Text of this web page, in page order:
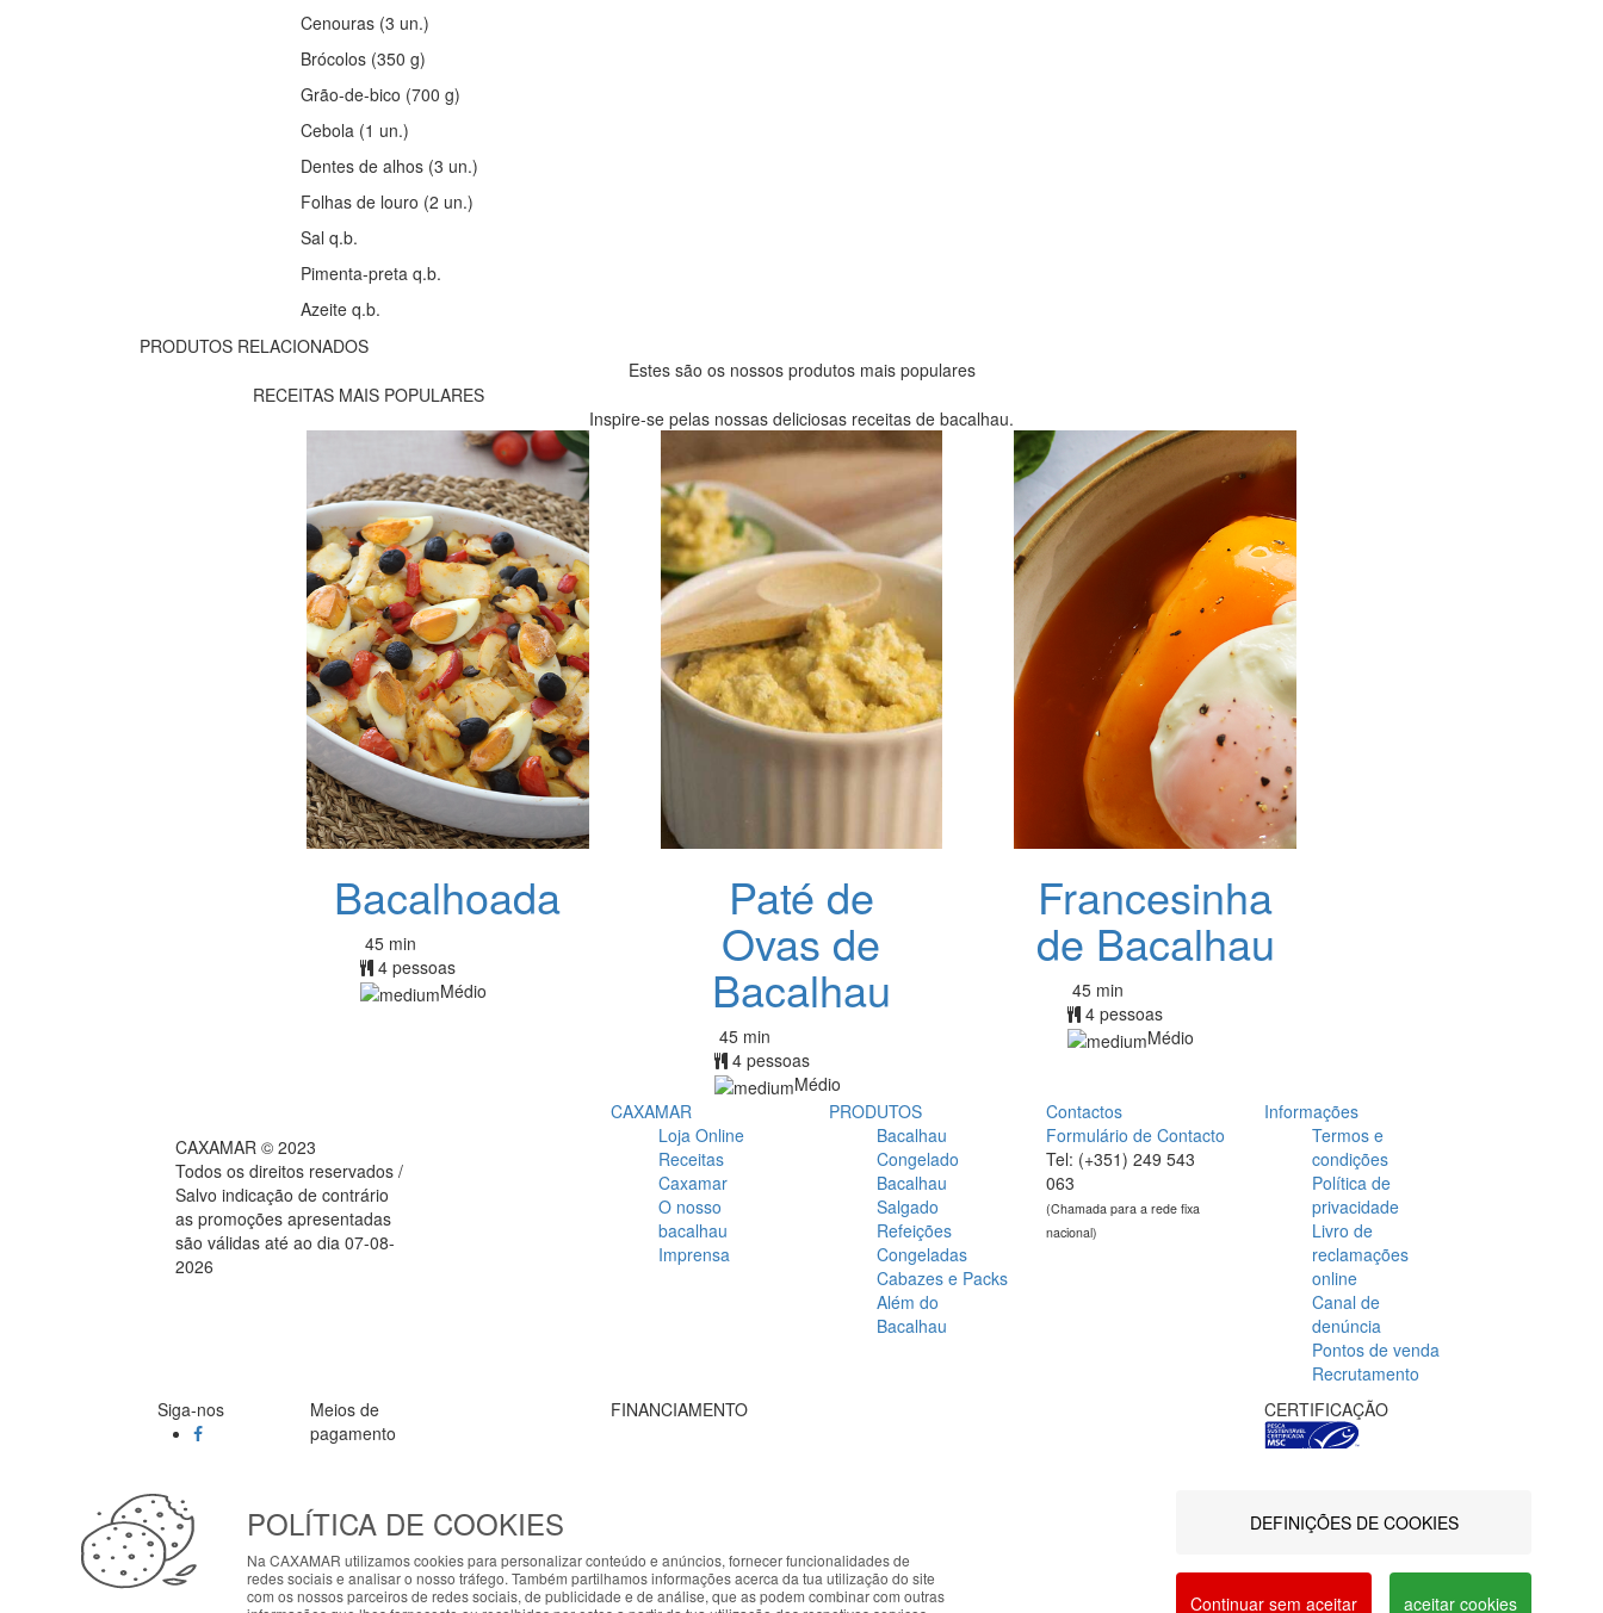
Cenouras (3 un.)
Brócolos (350 g)
Grão-de-bico (700 g)
Cebola (1 un.)
Dentes de alhos (3 un.)
Folhas de louro (2 un.)
Sal q.b.
Pimenta-preta q.b.
Azeite q.b.
PRODUTOS RELACIONADOS
Estes são os nossos produtos mais populares
RECEITAS MAIS POPULARES
Inspire-se pelas nossas deliciosas receitas de bacalhau.
Bacalhoada
45 min
4 pessoas
Médio
Paté de
Ovas de
Bacalhau
45 min
4 pessoas
Médio
Francesinha
de Bacalhau
45 min
4 pessoas
Médio
CAXAMAR © 2023
Todos os direitos reservados /
Salvo indicação de contrário
as promoções apresentadas
são válidas até ao dia 07-08-
2026
CAXAMAR
Loja Online
Receitas
Caxamar
O nosso
bacalhau
Imprensa
PRODUTOS
Bacalhau
Congelado
Bacalhau
Salgado
Refeições
Congeladas
Cabazes e Packs
Além do
Bacalhau
Contactos
Formulário de Contacto
Tel: (+351) 249 543
063
(Chamada para a rede fixa
nacional)
Informações
Termos e
condições
Política de
privacidade
Livro de
reclamações
online
Canal de
denúncia
Pontos de venda
Recrutamento
Siga-nos
Meios de
pagamento
FINANCIAMENTO
Ficha do projeto PRR-C10-i02-M-000218
CERTIFICAÇÃO
ABOUT THE COOKIES
My7stores handles information about your visit using cookies that improve the performance of the website, facilitate sharing via social networks and offer advertising
tailored to your interests. By continuing to browse our site, you accept the use of these cookies. For more information, see our Privacy and Cookie Policy. You can
POLÍTICA DE COOKIES
Na CAXAMAR utilizamos cookies para personalizar conteúdo e anúncios, fornecer funcionalidades de
redes sociais e analisar o nosso tráfego. Também partilhamos informações acerca da tua utilização do site
com os nossos parceiros de redes sociais, de publicidade e de análise, que as podem combinar com outras
DEFINIÇÕES DE COOKIES
Continuar sem aceitar aceitar cookies